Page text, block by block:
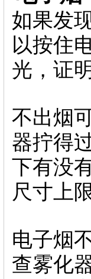
如果发
以按住
光，证
不出烟
器拧得
下有没
尺寸上
电子烟
查雾化